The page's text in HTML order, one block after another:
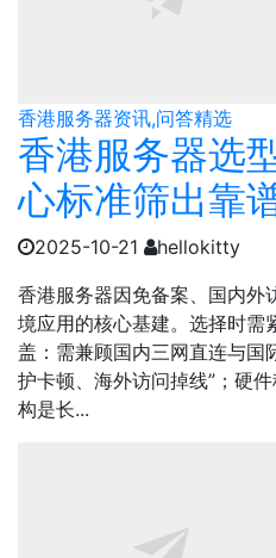
香港服务器资讯,问答精选
香港服务器选
心标准筛出靠
2025-10-21
hellokitty
香港服务器因免备案、国内外
境应用的核心基建。选择时需
盖：需兼顾国内三网直连与国
护卡顿、海外访问掉线”；​硬
构是长...